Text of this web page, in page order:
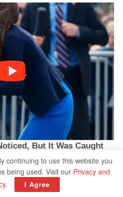
continuing to use this website you
being used. Visit our Privacy and
. I Agree